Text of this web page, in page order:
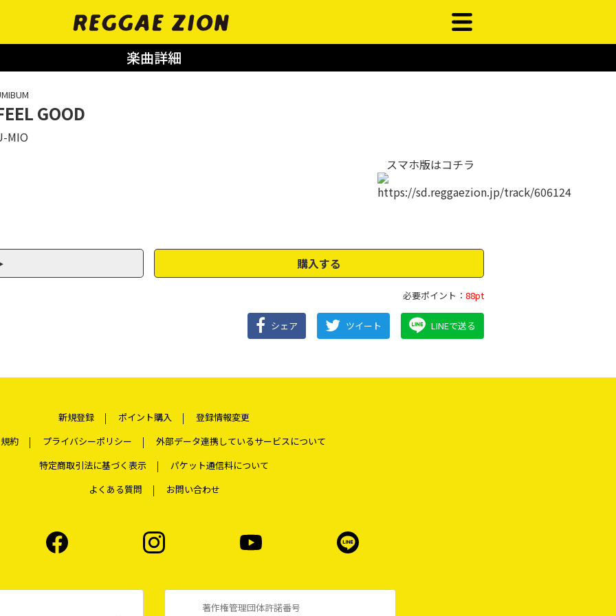
楽曲詳細
GOOD
MIO
スマホ版はコチラ
購入する
必要ポイント： 88pt
シェア ツイート LINEで送る
新規登録 ポイント購入
登録情報変更
約
プライバシーポリシー
外部データ連携しているサービスについて
特定商取引法に基づく表示
パケット通信料について
よくある質問
お問い合わせ
著作権管理団体許諾番号